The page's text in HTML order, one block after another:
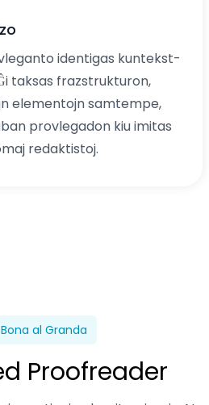
identigas kuntekst-
taksas frazstrukturon,
elementojn samtempe,
provlegadon kiu imitas
redaktistoj.
al Granda
Proofreader